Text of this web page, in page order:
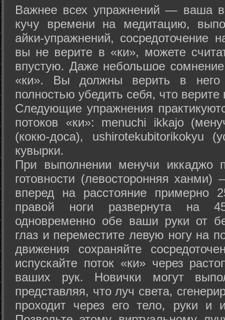
Важнее всех упражнений — ваша
кучу времени на медитацию,
айки-упражнений, сосредоточение
вы не верите в «ки», можете
впустую. Даже небольшое сомнение
«ки». Вы должны верить в
полностью убедить себя, что верите
Следующие упражнения
потоков «ки»: menuchi ikkajo
(кокю-доса), ushiro­tekubitori­kokyu
кувырки.
При выполнении менучи иккаджо
готовности (левосторонняя
вперед на расстояние примерно
правой ноги развернута на
одновременно обе ваши руки от
глаз и переместите левую ногу на
движения сохраняйте
испускайте поток «ки» через
ваших рук. Новички могут
представляя, что луч света,
проходит через его тело, руки и